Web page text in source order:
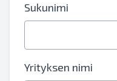
Sukunimi
Yrityksen nimi